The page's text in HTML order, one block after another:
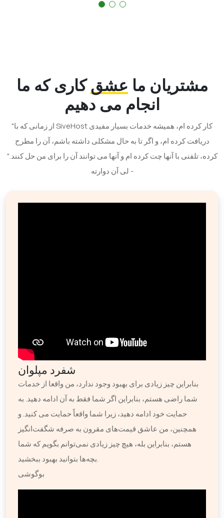
مشتریان ما عشق کاری که ما
انجام می دهیم
"از زمانی که با SiveHost کار کرده ام، همیشه خدمات بسیار مفیدی
دریافت کرده ام، و اگر تا به حال مشکلی داشته باشم، آن را مطرح
کرده، تلفنی با آنها چت کرده ام و آنها می توانند آن را برای من حل کنند."
- لی آن دوارته
شفرد مپلوان
بنابراین چیز زیادی برای بهبود وجود ندارد، من واقعا از خدمات
شما راضی هستم، بنابراین اگر شما فقط به آن ادامه دهید. به
حمایت خود ادامه دهید، زیرا شما واقعاً حمایت می کنید. و
همچنین، من عاشق قیمت‌های مقرون به صرفه شگفت‌انگیز
هستم، بنابراین بله، هیچ چیز زیادی نمی‌توانم بگویم که شما
بچه‌ها بتوانید بهبود ببخشید.
بوگوشی